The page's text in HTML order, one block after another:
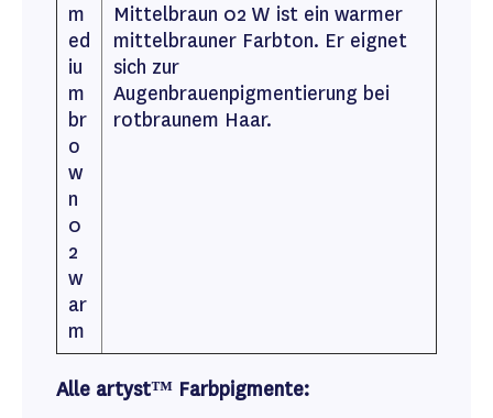
m
ed
iu
m
br
o
w
n
0
2
w
ar
m
Mittelbraun 02 W ist ein warmer
mittelbrauner Farbton. Er eignet
sich zur
Augenbrauenpigmentierung bei
rotbraunem Haar.
Alle artyst™ Farbpigmente: